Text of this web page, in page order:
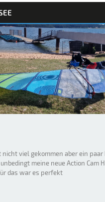
viel gekommen aber ein paar
meine neue Action Cam
das war es perfekt